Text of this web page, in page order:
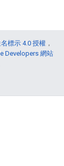
標示 4.0 授權 ，
Developers 網站